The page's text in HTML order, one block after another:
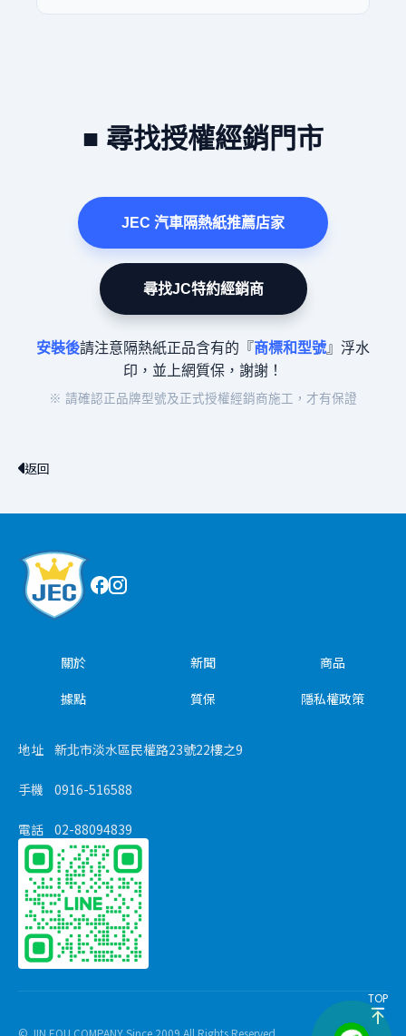
■ 尋找授權經銷門市
JEC 汽車隔熱紙推薦店家
尋找JC特約經銷商
安裝後請注意隔熱紙正品含有的『商標和型號』浮水
印，並上網質保，謝謝！
※ 請確認正品牌型號及正式授權經銷商施工，才有保證
返回
關於 新聞
商品
據點
質保 隱私權政策
地址 新北市淡水區民權路23號22樓之9
手機 0916-516588
電話 02-88094839
TOP
© JIN EOU COMPANY Since 2009.All Rights Reserved.